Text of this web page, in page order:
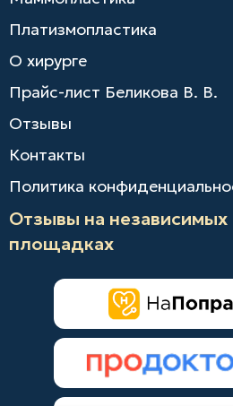
Платизмопластика
О хирурге
Прайс-лист Беликова В. В.
Отзывы
Контакты
Политика
Отзывы на
площадках